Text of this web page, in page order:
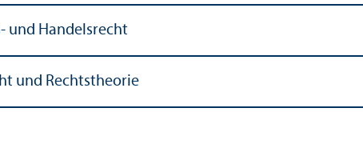
und Handels­recht
und Rechts­theorie